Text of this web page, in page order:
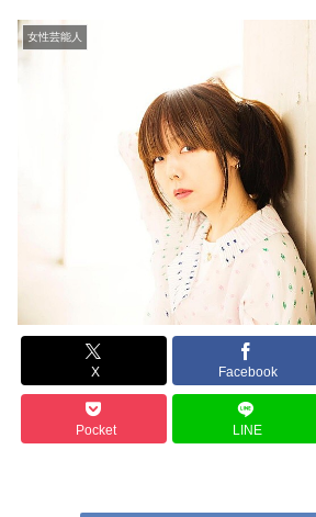
女性芸能人
X Facebook
Pocket LINE